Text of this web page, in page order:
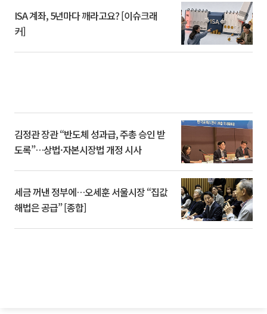
ISA 계좌, 5년마다 깨라고요? [이슈크래
커]
김정관 장관 “반도체 성과급, 주총 승인 받
도록”…상법·자본시장법 개정 시사
세금 꺼낸 정부에…오세훈 서울시장 “집값
해법은 공급” [종합]